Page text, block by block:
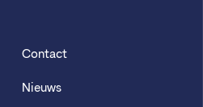
Contact
Nieuws